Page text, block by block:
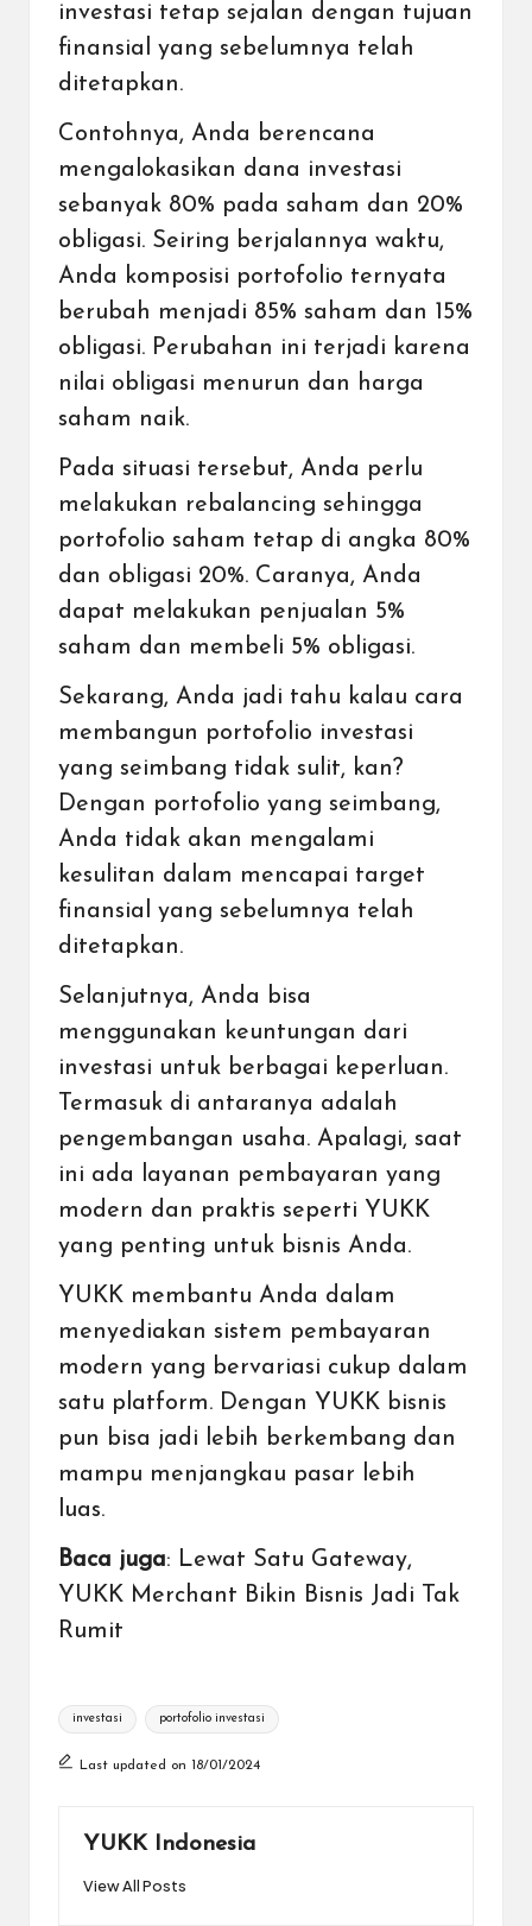
investasi tetap sejalan dengan tujuan
finansial yang sebelumnya telah
ditetapkan.
Contohnya, Anda berencana
mengalokasikan dana investasi
sebanyak 80% pada saham dan 20%
obligasi. Seiring berjalannya waktu,
Anda komposisi portofolio ternyata
berubah menjadi 85% saham dan 15%
obligasi. Perubahan ini terjadi karena
nilai obligasi menurun dan harga
saham naik.
Pada situasi tersebut, Anda perlu
melakukan rebalancing sehingga
portofolio saham tetap di angka 80%
dan obligasi 20%. Caranya, Anda
dapat melakukan penjualan 5%
saham dan membeli 5% obligasi.
Sekarang, Anda jadi tahu kalau cara
membangun portofolio investasi
yang seimbang tidak sulit, kan?
Dengan portofolio yang seimbang,
Anda tidak akan mengalami
kesulitan dalam mencapai target
finansial yang sebelumnya telah
ditetapkan.
Selanjutnya, Anda bisa
menggunakan keuntungan dari
investasi untuk berbagai keperluan.
Termasuk di antaranya adalah
pengembangan usaha. Apalagi, saat
ini ada layanan pembayaran yang
modern dan praktis seperti YUKK
yang penting untuk bisnis Anda.
YUKK membantu Anda dalam
menyediakan sistem pembayaran
modern yang bervariasi cukup dalam
satu platform. Dengan YUKK bisnis
pun bisa jadi lebih berkembang dan
mampu menjangkau pasar lebih
luas.
Baca juga: Lewat Satu Gateway,
YUKK Merchant Bikin Bisnis Jadi Tak
Rumit
Tags:
investasi portofolio investasi
Last updated on 18/01/2024
YUKK Indonesia
View All Posts